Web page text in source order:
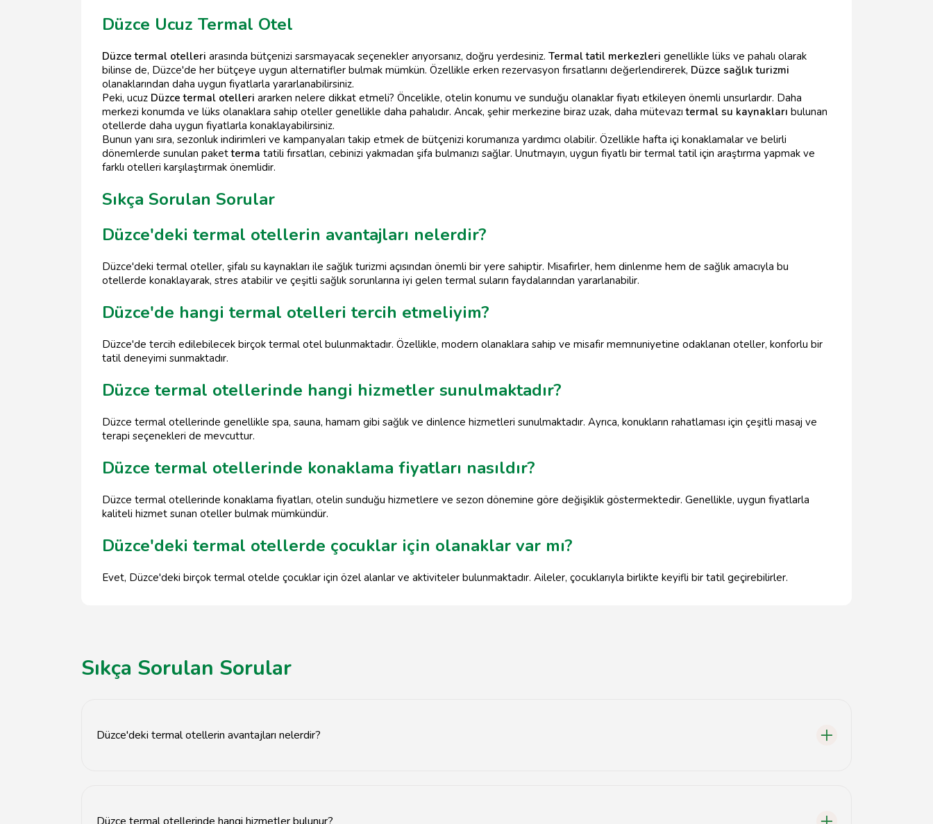
Düzce Ucuz Termal Otel
Düzce termal otelleri arasında bütçenizi sarsmayacak seçenekler arıyorsanız, doğru yerdesiniz. Termal tatil merkezleri genellikle lüks ve pahalı olarak
bilinse de, Düzce'de her bütçeye uygun alternatifler bulmak mümkün. Özellikle erken rezervasyon fırsatlarını değerlendirerek, Düzce sağlık turizmi
olanaklarından daha uygun fiyatlarla yararlanabilirsiniz.
Peki, ucuz Düzce termal otelleri ararken nelere dikkat etmeli? Öncelikle, otelin konumu ve sunduğu olanaklar fiyatı etkileyen önemli unsurlardır. Daha
merkezi konumda ve lüks olanaklara sahip oteller genellikle daha pahalıdır. Ancak, şehir merkezine biraz uzak, daha mütevazıtermal su kaynakları bulunan
otellerde daha uygun fiyatlarla konaklayabilirsiniz.
Bunun yanı sıra, sezonluk indirimleri ve kampanyaları takip etmek de bütçenizi korumanıza yardımcı olabilir. Özellikle hafta içi konaklamalar ve belirli
dönemlerde sunulan paketterma tatili fırsatları, cebinizi yakmadan şifa bulmanızı sağlar. Unutmayın, uygun fiyatlı bir termal tatil için araştırma yapmak ve
farklı otelleri karşılaştırmak önemlidir.
Sıkça Sorulan Sorular
Düzce'deki termal otellerin avantajları nelerdir?
Düzce'deki termal oteller, şifalı su kaynakları ile sağlık turizmi açısından önemli bir yere sahiptir. Misafirler, hem dinlenme hem de sağlık amacıyla bu
otellerde konaklayarak, stres atabilir ve çeşitli sağlık sorunlarına iyi gelen termal suların faydalarından yararlanabilir.
Düzce'de hangi termal otelleri tercih etmeliyim?
Düzce'de tercih edilebilecek birçok termal otel bulunmaktadır. Özellikle, modern olanaklara sahip ve misafir memnuniyetine odaklanan oteller, konforlu bir
tatil deneyimi sunmaktadır.
Düzce termal otellerinde hangi hizmetler sunulmaktadır?
Düzce termal otellerinde genellikle spa, sauna, hamam gibi sağlık ve dinlence hizmetleri sunulmaktadır. Ayrıca, konukların rahatlaması için çeşitli masaj ve
terapi seçenekleri de mevcuttur.
Düzce termal otellerinde konaklama fiyatları nasıldır?
Düzce termal otellerinde konaklama fiyatları, otelin sunduğu hizmetlere ve sezon dönemine göre değişiklik göstermektedir. Genellikle, uygun fiyatlarla
kaliteli hizmet sunan oteller bulmak mümkündür.
Düzce'deki termal otellerde çocuklar için olanaklar var mı?
Evet, Düzce'deki birçok termal otelde çocuklar için özel alanlar ve aktiviteler bulunmaktadır. Aileler, çocuklarıyla birlikte keyifli bir tatil geçirebilirler.
Sıkça Sorulan Sorular
Düzce'deki termal otellerin avantajları nelerdir?